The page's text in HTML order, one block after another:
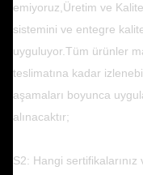
emiyoruz,Üretim ve
sistemini ve entegre
uyguluyor.Tüm ürünler
teslimatına kadar
aşamaları boyunca
alınacaktır;
S2: Hangi sertifikalarınız